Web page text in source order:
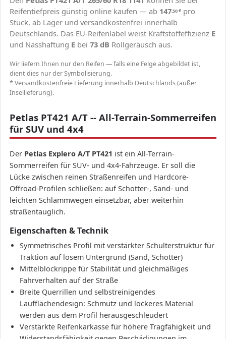
Reifentiefpreis günstig online kaufen — ab 147,50€pro
Stück, ab Lager und versandkostenfrei innerhalb
Deutschlands. Das EU-Reifenlabel weist Kraftstoffeffizienz E
und Nasshaftung E bei 73 dB Rollgeräusch aus.
Wir liefern Ihnen nur den Reifen — falls eine Felge abgebildet ist,
dient dies nur der Symbolisierung.
* Versandkostenfreie Lieferung innerhalb Deutschlands (außer
Insellieferung).
Petlas PT421 A/T -- All-Terrain-Sommerreifen
für SUV und 4x4
Der Petlas Explero A/T PT421 ist ein All-Terrain-
Sommerreifen für SUV- und 4x4-Fahrzeuge. Er soll die
Lücke zwischen reinen Straßenreifen und Hardcore-
Offroad-Profilen schließen: auf Schotter-, Sand- und
leichten Schlammwegen einsetzbar, aber weiterhin
straßentauglich.
Eigenschaften & Technik
Symmetrisches Profil mit verstärkter Schulterstruktur für
Traktion auf losem Untergrund (Sand, Schotter)
Mittelblockrippe für Stabilität und gleichmäßiges
Fahrverhalten auf der Straße
Breite Querrillen und selbstreinigendes
Laufflächendesign: Schmutz und lockeres Material
werden aus dem Profil herausgeschleudert
Verstärkte Reifenkarkasse für höhere Tragfähigkeit und